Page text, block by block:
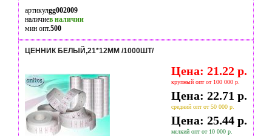
артикулgg002009
наличиев наличии
мин опт.500
ЦЕННИК БЕЛЫЙ,21*12ММ /1000ШТ/
Цена: 21.22 р.
крупный опт от 100 000 р.
Цена: 22.71 р.
средний опт от 50 000 р.
Цена: 25.44 р.
мелкий опт от 10 000 р.